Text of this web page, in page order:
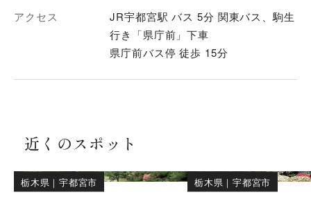
アクセス
JR宇都宮駅 バス 5分 関東バス、駒生
行き「県庁前」下車
県庁前バス停 徒歩 15分
近くのスポット
栃木県 ｜宇都宮市
栃木県 ｜宇都宮市